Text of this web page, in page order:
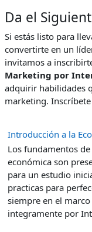
Da el
Si estás listo para
convertirte en un
invitamos a
Marketing por
adquirir habilidades
marketing.
Introducción a la
Los fundamentos
económica son
para un estudio
practicas para
siempre en el
integramente por